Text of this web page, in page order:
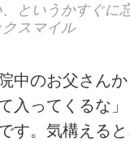
、というかすぐに
スマイル
中のお父さん
入ってくるな
す。気構える